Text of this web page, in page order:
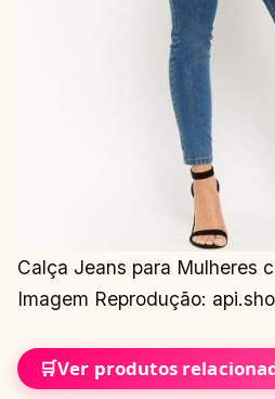
Calça Jeans para Mulheres
Imagem Reprodução:
🛒Ver produtos